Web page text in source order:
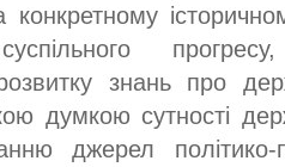
конкретному
суспільного
знань про
думкою сутності
джерел